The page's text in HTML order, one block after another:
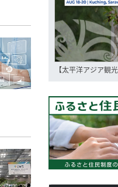
【太平洋アジア観